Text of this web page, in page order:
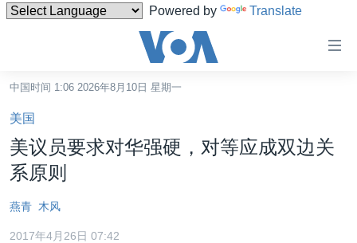
Powered by Translate
碍
链
接
跳
转
内
容
中国
中国时间 1:06 2026年8月10日 星期一
美国
美议员要求对华强硬，对等应成双边关
系原则
燕青 木风
2017年4月26日 07:42